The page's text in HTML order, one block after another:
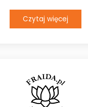
Czytaj więcej